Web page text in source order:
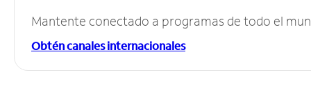
Mantente conectado a programas de todo el
Obtén canales internacionales